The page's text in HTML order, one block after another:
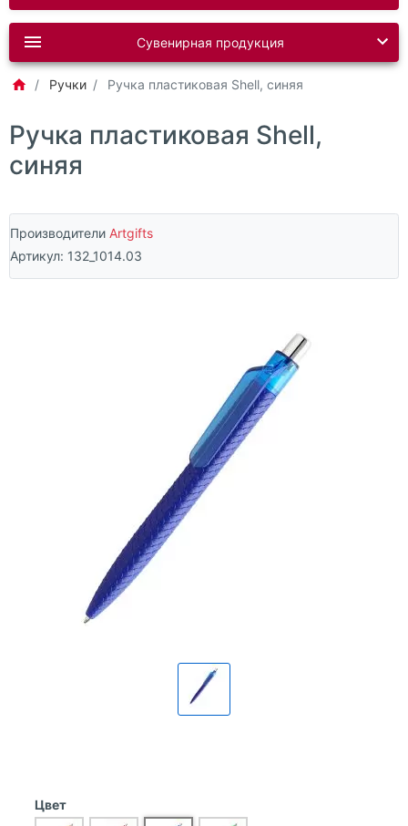
Сувенирная продукция
Ручки Ручка пластиковая Shell, синяя
Ручка пластиковая Shell,
синяя
Производители Artgifts
Артикул: 132_1014.03
Цвет